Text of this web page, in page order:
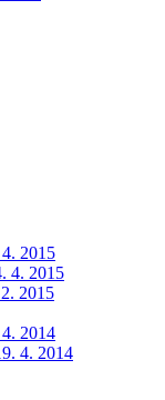
2015
4. 2015
2015
2014
4. 2014